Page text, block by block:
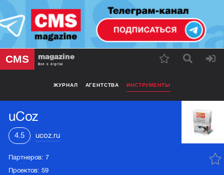
CMS magazine
Все о digital
ЖУРНАЛ АГЕНТСТВА ИНСТРУМЕНТЫ
uCoz
4.5 ucoz.ru
Партнеров:7
Проектов:59